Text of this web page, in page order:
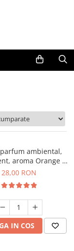
ambiental,
aroma Orange &
Cinnamon, 20 g
28,00 RON
IN COS